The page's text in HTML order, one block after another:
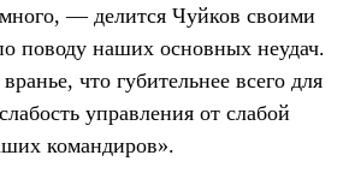
— делится Чуйков своими
поводу наших основных неудач.
что губительнее всего для
управления от слабой
командиров».